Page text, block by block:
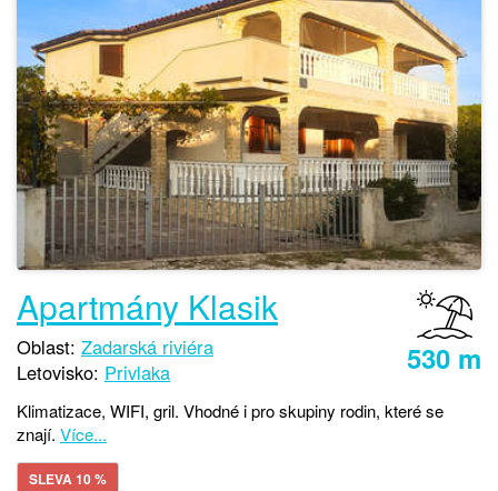
530 m
Apartmány Klasik
Oblast: Zadarská riviéra
Letovisko: Privlaka
Klimatizace, WIFI, gril. Vhodné i pro skupiny rodin, které se
znají. Více...
SLEVA 10 %